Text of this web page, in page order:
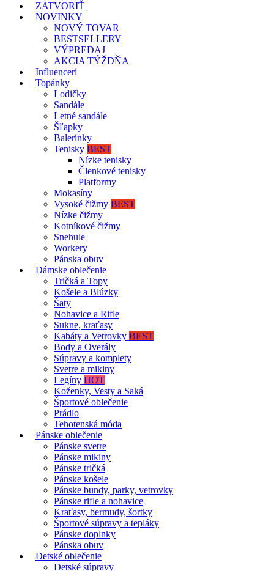
ZATVORIŤ
NOVINKY
NOVÝ TOVAR
BESTSELLERY
VÝPREDAJ
AKCIA TÝŽDŇA
Influenceri
Topánky
Lodičky
Sandále
Letné sandále
Šľapky
Balerínky
Tenisky BEST
Nízke tenisky
Členkové tenisky
Platformy
Mokasíny
Vysoké čižmy BEST
Nízke čižmy
Kotníkové čižmy
Snehule
Workery
Pánska obuv
Dámske oblečenie
Tričká a Topy
Košele a Blúzky
Šaty
Nohavice a Rifle
Sukne, kraťasy
Kabáty a Vetrovky BEST
Body a Overály
Súpravy a komplety
Svetre a mikiny
Legíny HOT
Koženky, Vesty a Saká
Športové oblečenie
Prádlo
Tehotenská móda
Pánske oblečenie
Pánske svetre
Pánske mikiny
Pánske tričká
Pánske košele
Pánske bundy, parky, vetrovky
Pánske rifle a nohavice
Kraťasy, bermudy, šortky
Športové súpravy a tepláky
Pánske doplnky
Pánska obuv
Detské oblečenie
Detské súpravy